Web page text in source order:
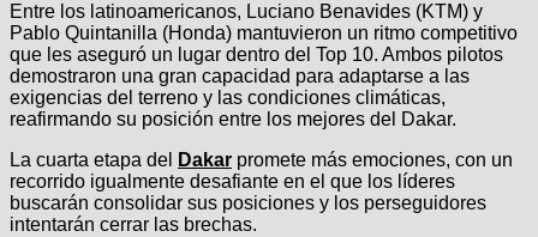
Entre los latinoamericanos, Luciano Benavides (KTM) y
Pablo Quintanilla (Honda) mantuvieron un ritmo competitivo
que les aseguró un lugar dentro del Top 10. Ambos pilotos
demostraron una gran capacidad para adaptarse a las
exigencias del terreno y las condiciones climáticas,
reafirmando su posición entre los mejores del Dakar.
La cuarta etapa del
Dakar promete más emociones, con un
recorrido igualmente desafiante en el que los líderes
buscarán consolidar sus posiciones y los perseguidores
intentarán cerrar las brechas.